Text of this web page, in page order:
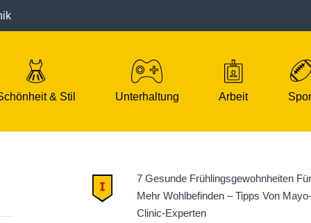
& Stil Unterhaltung Arbeit
7 Gesunde Frühlingsgewohnheiten Für
Mehr Wohlbefinden – Tipps Von Mayo-
Clinic-Experten